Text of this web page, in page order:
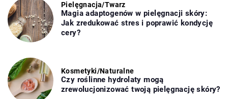
Pielęgnacja/Twarz
Magia adaptogenów w pielęgnacji skóry:
Jak zredukować stres i poprawić kondycję
cery?
Kosmetyki/Naturalne
Czy roślinne hydrolaty mogą
zrewolucjonizować twoją pielęgnację skóry?